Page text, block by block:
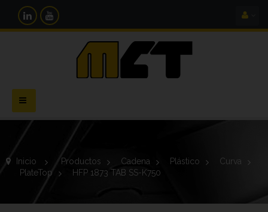
Navegación
Toggle
Inicio > Productos > Cadena > Plástico >
Curva
PlateTop > HFP 1873 TAB SS-K750